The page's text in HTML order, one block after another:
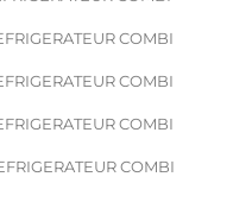
COMBI
COMBI
COMBI
COMBI